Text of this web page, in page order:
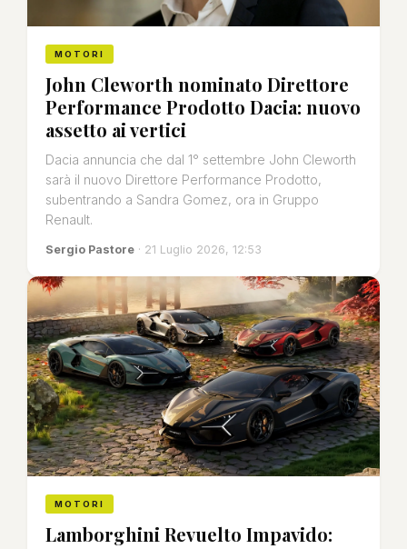
MOTORI
John Cleworth nominato Direttore
Performance Prodotto Dacia: nuovo
assetto ai vertici
Dacia annuncia che dal 1° settembre John Cleworth
sarà il nuovo Direttore Performance Prodotto,
subentrando a Sandra Gomez, ora in Gruppo
Renault.
Sergio Pastore · 21 Luglio 2026, 12:53
MOTORI
Lamborghini Revuelto Impavido: